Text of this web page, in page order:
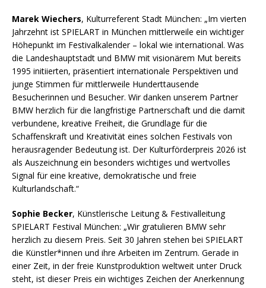
Marek Wiechers, Kulturreferent Stadt München: „Im vierten
Jahrzehnt ist SPIELART in München mittlerweile ein wichtiger
Höhepunkt im Festivalkalender – lokal wie international. Was
die Landeshauptstadt und BMW mit visionärem Mut bereits
1995 initiierten, präsentiert internationale Perspektiven und
junge Stimmen für mittlerweile Hunderttausende
Besucherinnen und Besucher. Wir danken unserem Partner
BMW herzlich für die langfristige Partnerschaft und die damit
verbundene, kreative Freiheit, die Grundlage für die
Schaffenskraft und Kreativität eines solchen Festivals von
herausragender Bedeutung ist. Der Kulturförderpreis 2026 ist
als Auszeichnung ein besonders wichtiges und wertvolles
Signal für eine kreative, demokratische und freie
Kulturlandschaft.“
Sophie Becker, Künstlerische Leitung & Festivalleitung
SPIELART Festival München: „Wir gratulieren BMW sehr
herzlich zu diesem Preis. Seit 30 Jahren stehen bei SPIELART
die Künstler*innen und ihre Arbeiten im Zentrum. Gerade in
einer Zeit, in der freie Kunstproduktion weltweit unter Druck
steht, ist dieser Preis ein wichtiges Zeichen der Anerkennung